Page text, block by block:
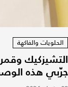
الحلويات والفاكهة
التشيزكيك
جرّبي هذه